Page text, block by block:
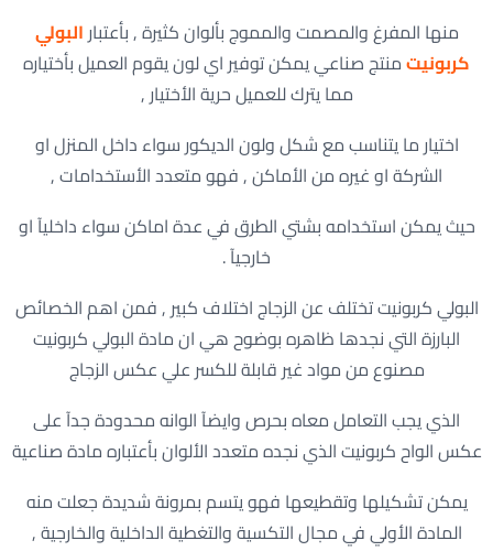
منها المفرغ والمصمت والمموج بألوان كثيرة , بأعتبارالبولي
كربونيتمنتج صناعي يمكن توفير اي لون يقوم العميل بأختياره
مما يترك للعميل حرية الأختيار ,
اختيار ما يتناسب مع شكل ولون الديكور سواء داخل المنزل او
الشركة او غيره من الأماكن , فهو متعدد الأستخدامات ,
حيث يمكن استخدامه بشتي الطرق في عدة اماكن سواء داخليآ او
خارجيآ .
البولي كربونيت تختلف عن الزجاج اختلاف كبير , فمن اهم الخصائص
البارزة التي نجدها ظاهره بوضوح هي ان مادة البولي كربونيت
مصنوع من مواد غير قابلة للكسر علي عكس الزجاج
الذي يجب التعامل معاه بحرص وايضآ الوانه محدودة جدآ على
عكس الواح كربونيت الذي نجده متعدد الألوان بأعتباره مادة صناعية
يمكن تشكيلها وتقطيعها فهو يتسم بمرونة شديدة جعلت منه
المادة الأولي في مجال التكسية والتغطية الداخلية والخارجية ,